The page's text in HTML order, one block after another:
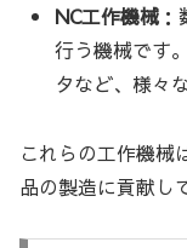
NC工作機械
行う機械です
タなど、様々
これらの工作機械
品の製造に貢献し